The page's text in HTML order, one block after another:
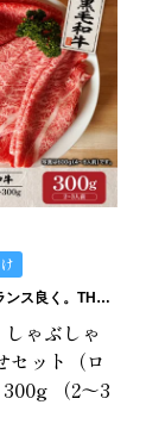
脂身も赤身もバランス良く。THE匠のしゃぶしゃぶセット。
しゃぶしゃ
セット（ロ
（2～3